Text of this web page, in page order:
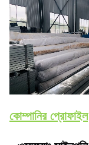
কোম্পানির প্রোফাইল